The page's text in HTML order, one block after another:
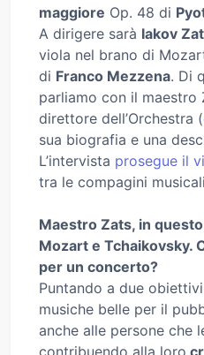
maggiore Op. 48 di
A dirigere sarà Iakov
viola nel brano di
di Franco Mezzena. Di
parliamo con il maestro
direttore dell’Orchestra (
sua biografia e una
L’intervista prosegue il
tra le compagini
Maestro Zats, in
Mozart e Tchaikovsky.
per un concerto?
Puntando a due
musiche belle per il
anche alle persone che
contribuendo alla loro